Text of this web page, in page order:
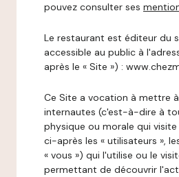
pouvez consulter ses
Le restaurant est éditeur du
accessible au public à
après le « Site ») :
Ce Site a vocation à mettre
internautes (c'est-à-dire à
physique ou morale qui
ci-après les « utilisateurs »,
« vous ») qui l'utilise ou le
permettant de découvrir